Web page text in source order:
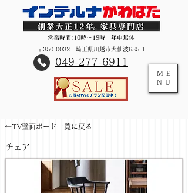
営業時間:10時～19時 年中無休
〒350-0032 埼玉県川越市大仙波635-1
​049-277-6911
ME
NU
←TV壁面ボード一覧に戻る
チェア